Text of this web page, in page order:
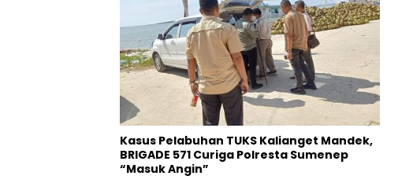
Kasus Pelabuhan TUKS Kalianget Mandek,
BRIGADE 571 Curiga Polresta Sumenep
“Masuk Angin”